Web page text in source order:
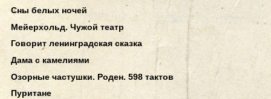
Сны белых ночей
Мейерхольд. Чужой театр
Говорит ленинградская сказка
Дама с камелиями
Озорные частушки. Роден. 598 тактов
Пуритане